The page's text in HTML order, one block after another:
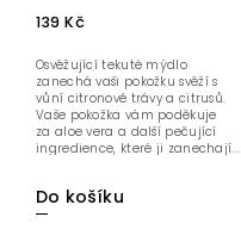
139 Kč
Do košíku
Osvěžující tekuté mýdlo
zanechá vaši pokožku svěží s
vůní citronové trávy a citrusů.
Vaše pokožka vám poděkuje
za aloe vera a další pečující
ingredience, které ji zanechají...